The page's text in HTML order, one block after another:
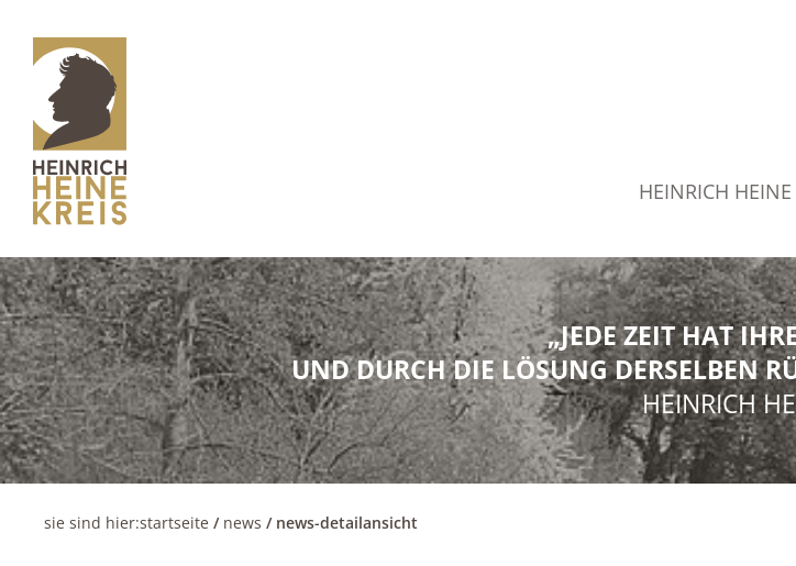
HEINRICH HEINE
„JEDE ZEIT HAT
UND DURCH DIE LÖSUNG DERSELBEN
HEINRICH
sie sind hier:startseite / news / news-detailansicht